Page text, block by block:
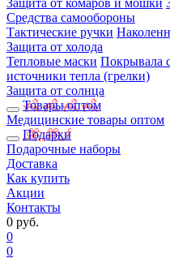
Защита от комаров и мошки
Средства самообороны
Тактические ручки
Защита от холода
Тепловые маски Покрывала
источники тепла (грелки)
Защита от солнца
Товары оптом
Медицинские товары оптом
Подарки
Подарочные наборы
Доставка
Как купить
Акции
Контакты
0 руб.
0
0